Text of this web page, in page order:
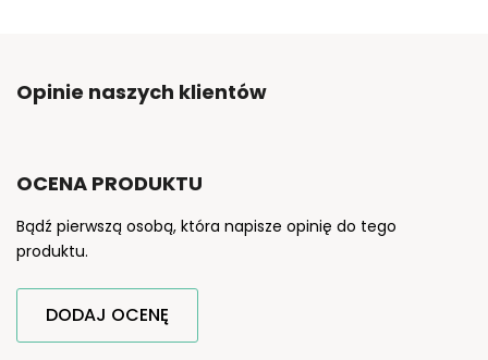
Opinie naszych klientów
OCENA PRODUKTU
Bądź pierwszą osobą, która napisze opinię do tego
produktu.
DODAJ OCENĘ